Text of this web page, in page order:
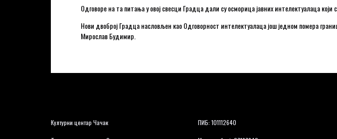
Одговоре на та питања у овој свесци Градца дали су осморица јавних интелектуалаца
Нови двоброј Градца насловљен као Одговорност интелектуалаца још једном помера
Мирослав Будимир.
Културни центар Чачак ПИБ: 101112640